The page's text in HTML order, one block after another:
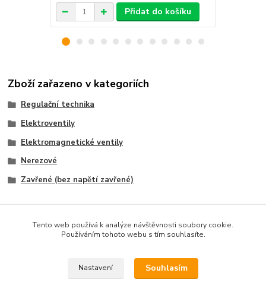
Přidat do košíku
Zboží zařazeno v kategoriích
Regulační technika
Elektroventily
Elektromagnetické ventily
Nerezové
Zavřené (bez napětí zavřené)
* CENY NA PRODEJNĚ *
Tento web používá k analýze návštěvnosti soubory cookie.
Používáním tohoto webu s tím souhlasíte.
Nastavení Souhlasím